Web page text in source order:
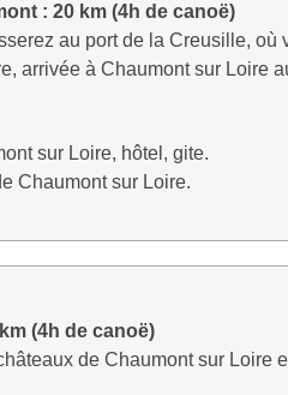
: 20 km (4h de canoë)
au port de la Creusille, où
arrivée à Chaumont sur Loire
sur Loire, hôtel, gite.
Chaumont sur Loire.
(4h de canoë)
de Chaumont sur Loire